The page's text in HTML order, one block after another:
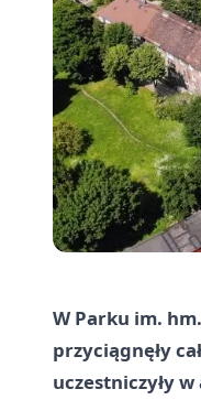
W Parku im.
przyciągnęły
uczestniczyły